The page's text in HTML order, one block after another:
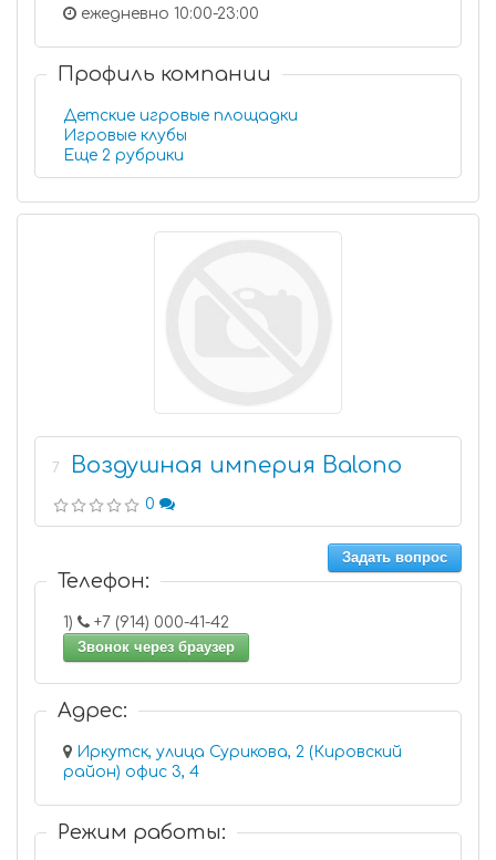
ежедневно 10:00-23:00
Профиль компании
Детские игровые площадки
Игровые клубы
Еще 2 рубрики
7 Воздушная империя Balono
0
Задать вопрос
Телефон:
1)
+7 (914) 000-41-42
Звонок через браузер
Адрес:
Иркутск, улица Сурикова, 2 (Кировский
район) офис 3, 4
Режим работы: